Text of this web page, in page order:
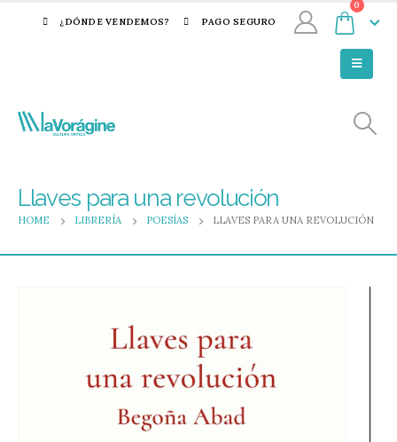
¿DÓNDE VENDEMOS? PAGO SEGURO
0
Llaves para una revolución
HOME LIBRERÍA POESÍAS LLAVES PARA UNA REVOLUCIÓN